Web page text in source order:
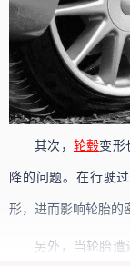
其次， 轮毂变形
降的问题。在行驶
形，进而影响轮胎的
另外，当轮胎